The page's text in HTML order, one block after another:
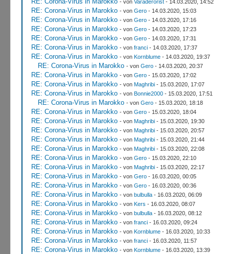
- von Varaderorist- 14.03.2020, 14:52
RE: Corona-Virus in Marokko - von Gero- 14.03.2020, 15:03
RE: Corona-Virus in Marokko - von Gero- 14.03.2020, 17:16
RE: Corona-Virus in Marokko - von Gero- 14.03.2020, 17:23
RE: Corona-Virus in Marokko - von Gero- 14.03.2020, 17:31
RE: Corona-Virus in Marokko - von franci- 14.03.2020, 17:37
RE: Corona-Virus in Marokko - von Kornblume- 14.03.2020, 19:37
RE: Corona-Virus in Marokko - von Gero- 14.03.2020, 20:37
RE: Corona-Virus in Marokko - von Gero- 15.03.2020, 17:02
RE: Corona-Virus in Marokko - von Maghribi- 15.03.2020, 17:07
RE: Corona-Virus in Marokko - von Bonnie2000- 15.03.2020, 17:51
RE: Corona-Virus in Marokko - von Gero- 15.03.2020, 18:18
RE: Corona-Virus in Marokko - von Gero- 15.03.2020, 18:04
RE: Corona-Virus in Marokko - von Maghribi- 15.03.2020, 19:30
RE: Corona-Virus in Marokko - von Maghribi- 15.03.2020, 20:57
RE: Corona-Virus in Marokko - von Maghribi- 15.03.2020, 21:44
RE: Corona-Virus in Marokko - von Maghribi- 15.03.2020, 22:08
RE: Corona-Virus in Marokko - von Gero- 15.03.2020, 22:10
RE: Corona-Virus in Marokko - von Maghribi- 15.03.2020, 22:17
RE: Corona-Virus in Marokko - von Gero- 16.03.2020, 00:05
RE: Corona-Virus in Marokko - von Gero- 16.03.2020, 00:36
RE: Corona-Virus in Marokko - von bulbulla- 16.03.2020, 06:09
RE: Corona-Virus in Marokko - von Kers - 16.03.2020, 08:07
RE: Corona-Virus in Marokko - von bulbulla- 16.03.2020, 08:12
RE: Corona-Virus in Marokko - von franci- 16.03.2020, 09:24
RE: Corona-Virus in Marokko - von Kornblume- 16.03.2020, 10:33
RE: Corona-Virus in Marokko - von franci- 16.03.2020, 11:57
RE: Corona-Virus in Marokko - von Kornblume- 16.03.2020, 13:39